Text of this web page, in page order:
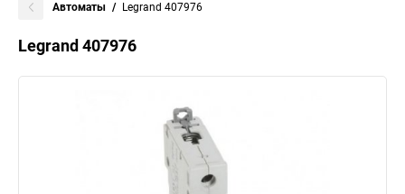
Автоматы Legrand 407976
Legrand 407976